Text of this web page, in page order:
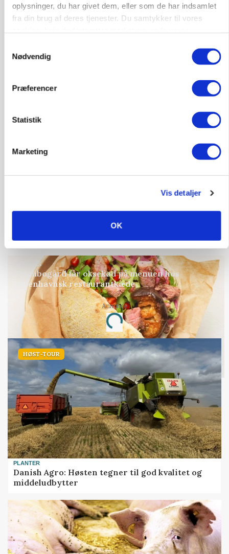
oplysninger, du har givet dem, eller som de har indsamlet
fra din brug af deres tjenester. Du samtykker til vores
Nødvendig
Præferencer
Statistik
Marketing
Vis detaljer
OK
MARKED
Lave grisepriser og nye regler øger landbobanks
Annonce
BUSINESS
Grambogård får oksekød på menuen hos
københavnsk restaurantkæde
Annonce
Loading...
HØST-TOUR
PLANTER
Danish Agro: Høsten tegner til god kvalitet og
middeludbytter